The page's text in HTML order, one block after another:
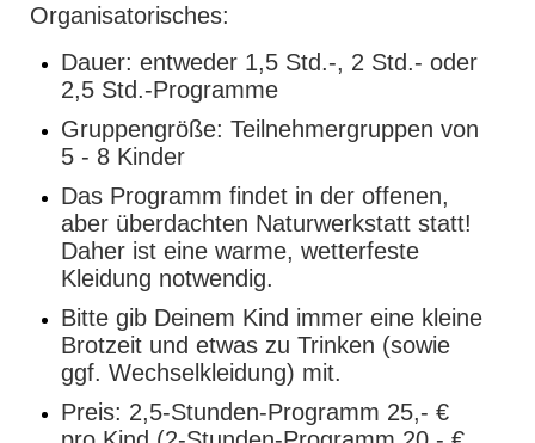
Organisatorisches:
Dauer: entweder 1,5 Std.-, 2 Std.- oder
2,5 Std.-Programme
Gruppengröße: Teilnehmergruppen von
5 - 8 Kinder
Das Programm findet in der offenen,
aber überdachten Naturwerkstatt statt!
Daher ist eine warme, wetterfeste
Kleidung notwendig.
Bitte gib Deinem Kind immer eine kleine
Brotzeit und etwas zu Trinken (sowie
ggf. Wechselkleidung) mit.
Preis: 2,5-Stunden-Programm 25,- €